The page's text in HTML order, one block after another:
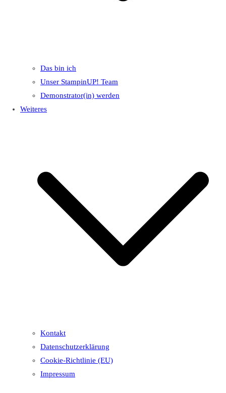
Das bin ich
Unser StampinUP! Team
Demonstrator(in) werden
Weiteres
Kontakt
Datenschutzerklärung
Cookie-Richtlinie (EU)
Impressum